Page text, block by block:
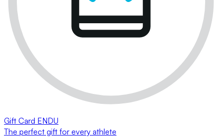
Gift Card ENDU
The perfect gift for every athlete